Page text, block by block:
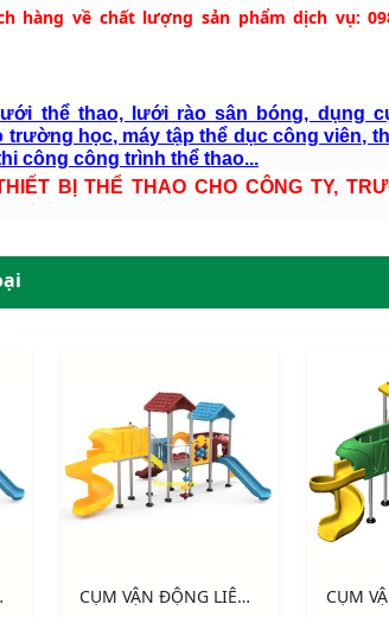
hàng về chất lượng sản phẩm dịch vụ:
thể thao, lưới rào sân bóng, dụng
trường học, máy tập thể dục công viên,
công công trình thể thao...
BỊ THỂ THAO CHO CÔNG TY,
CỤM VẬN ĐỘNG LIÊN HOÀN LLDPE NIK155110HH